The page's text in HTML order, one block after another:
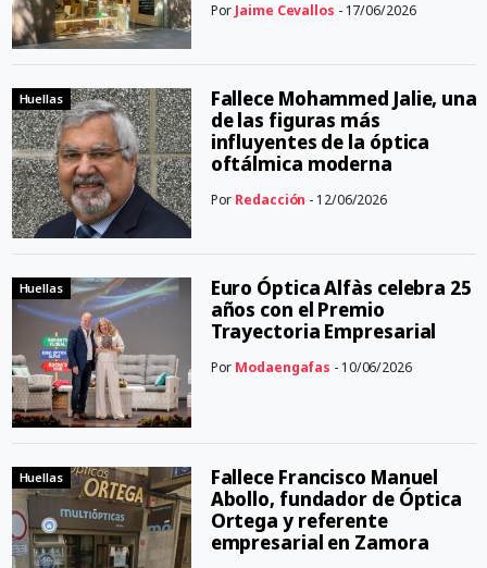
Por Jaime Cevallos - 17/06/2026
Huellas
Fallece Mohammed Jalie, una
de las figuras más
influyentes de la óptica
oftálmica moderna
Por Redacción - 12/06/2026
Huellas
Euro Óptica Alfàs celebra 25
años con el Premio
Trayectoria Empresarial
Por Modaengafas - 10/06/2026
Huellas
Fallece Francisco Manuel
Abollo, fundador de Óptica
Ortega y referente
empresarial en Zamora